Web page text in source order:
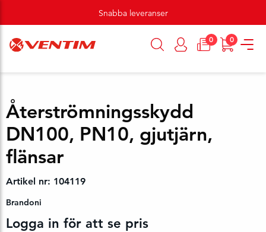
Snabba leveranser
0 0
Återströmningsskydd
DN100, PN10, gjutjärn,
flänsar
Artikel nr: 104119
Brandoni
Logga in för att se pris